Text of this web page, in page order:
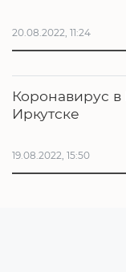
20.08.2022, 11:24
Коронавирус в
Иркутске
19.08.2022, 15:50